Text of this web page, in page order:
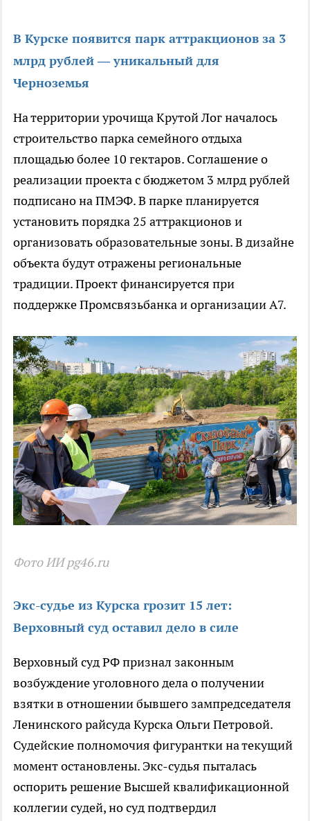
В Курске появится парк аттракционов за 3
млрд рублей — уникальный для
Черноземья
На территории урочища Крутой Лог началось
строительство парка семейного отдыха
площадью более 10 гектаров. Соглашение о
реализации проекта с бюджетом 3 млрд рублей
подписано на ПМЭФ. В парке планируется
установить порядка 25 аттракционов и
организовать образовательные зоны. В дизайне
объекта будут отражены региональные
традиции. Проект финансируется при
поддержке Промсвязьбанка и организации А7.
Фото ИИ pg46.ru
Экс-судье из Курска грозит 15 лет:
Верховный суд оставил дело в силе
Верховный суд РФ признал законным
возбуждение уголовного дела о получении
взятки в отношении бывшего зампредседателя
Ленинского райсуда Курска Ольги Петровой.
Судейские полномочия фигурантки на текущий
момент остановлены. Экс-судья пыталась
оспорить решение Высшей квалификационной
коллегии судей, но суд подтвердил